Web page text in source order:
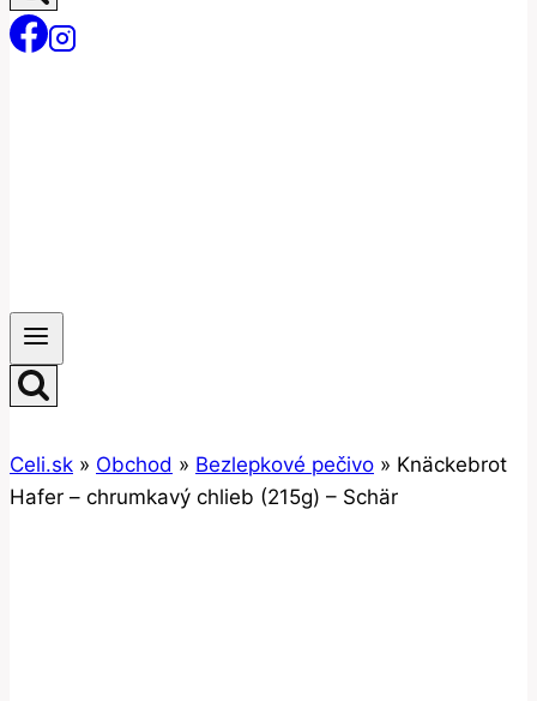
Celi.sk » Obchod » Bezlepkové pečivo » Knäckebrot
Hafer – chrumkavý chlieb (215g) – Schär